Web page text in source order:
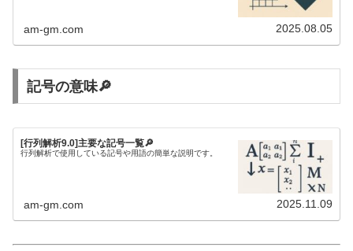
am-gm.com 2025.08.05
記号の意味🔎
[行列解析9.0]主要な記号一覧🔎
行列解析で使用している記号や用語の簡単な説明です。
am-gm.com 2025.11.09